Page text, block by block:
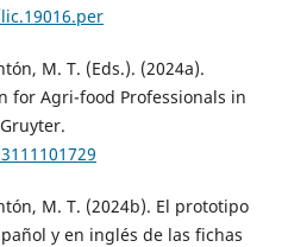
M. T. (Eds.). (2024a).
Agri-food Professionals in
M. T. (2024b). El prototipo
y en inglés de las fichas